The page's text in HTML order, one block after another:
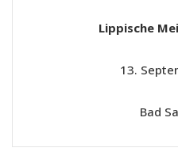
Lippische
13.
Bad